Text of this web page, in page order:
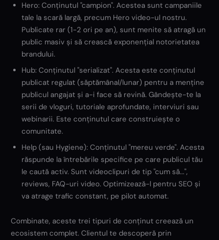
Hero: Conținutul "campion". Acestea sunt campaniile
tale la scară largă, precum Hero video-ul nostru.
Publicate rar (1-2 ori pe an), sunt menite să atragă un
public masiv și să crească exponențial notorietatea
brandului.
Hub: Conținutul "serializat". Acesta este conținutul
publicat regulat (săptămânal/lunar) pentru a menține
publicul angajat și a-i face să revină. Gândește-te la
serii de vloguri, tutoriale aprofundate, interviuri sau
webinarii. Este conținutul care construiește o
comunitate.
Help (sau Hygiene): Conținutul "mereu verde". Acesta
răspunde la întrebările specifice pe care publicul tău
le caută activ. Sunt videoclipuri de tip "cum să...",
reviews, FAQ-uri video. Optimizează-l pentru SEO și
va atrage trafic constant, pe pilot automat.
Combinate, aceste trei tipuri de conținut creează un
ecosistem complet. Clientul te descoperă prin